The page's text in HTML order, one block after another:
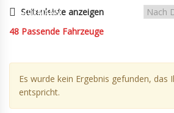
KAUFMANN
Seitenleiste anzeigen
48 Passende Fahrzeuge
Es wurde kein Ergebnis gefunden, das
entspricht.